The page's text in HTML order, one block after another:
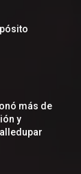
más de
y